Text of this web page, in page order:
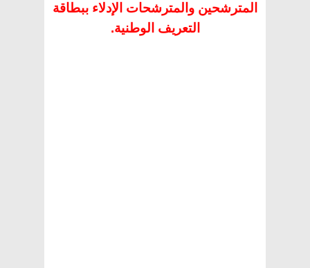
المترشحين والمترشحات الإدلاء ببطاقة
التعريف الوطنية.